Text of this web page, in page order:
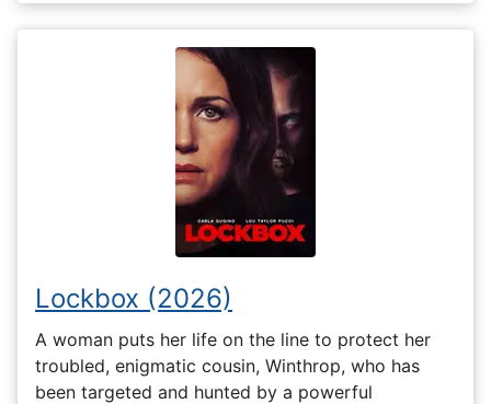
Lockbox (2026)
A woman puts her life on the line to protect her
troubled, enigmatic cousin, Winthrop, who has
been targeted and hunted by a powerful